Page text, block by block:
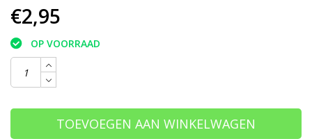
€2,95
OP VOORRAAD
TOEVOEGEN AAN WINKELWAGEN